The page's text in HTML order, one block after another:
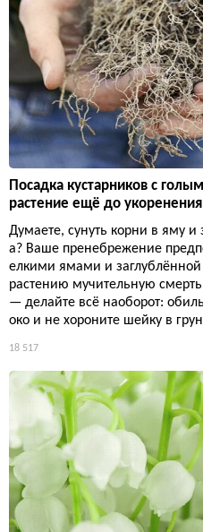
Посадка кустарников с
растение ещё до укоренения
Думаете, сунуть корни в яму
а? Ваше пренебрежение
елкими ямами и
растению мучительную
— делайте всё наоборот:
око и не хороните шейку в
18 517